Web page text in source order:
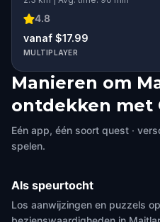
4.8
vanaf $17.99
MULTIPLAYER
Manieren om
ontdekken met
Eén app, één soort quest ·
spelen.
Als speurtocht
Los aanwijzingen en puzzels